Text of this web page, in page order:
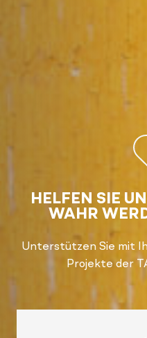
HELFEN SIE
WAHR
Unterstützen Sie mit
Projekte der